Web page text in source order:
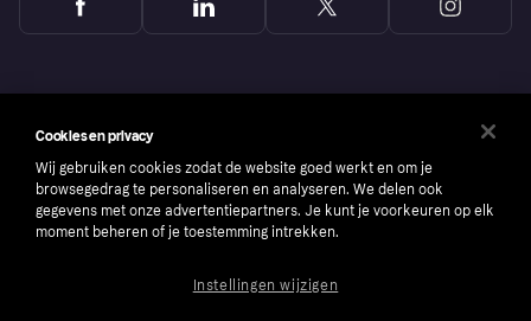
Cookies en privacy
Wij gebruiken cookies zodat de website goed werkt en om je
browsegedrag te personaliseren en analyseren. We delen ook
gegevens met onze advertentiepartners. Je kunt je voorkeuren op elk
moment beheren of je toestemming intrekken.
Instellingen wijzigen